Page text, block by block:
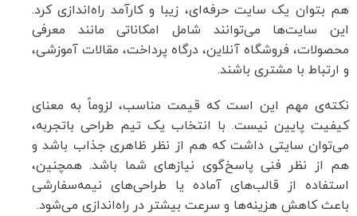
هم بتوان یک سایت حرفه‌ای، زیبا و کارآمد راه‌اندازی کرد.
این سایت‌ها می‌توانند شامل امکاناتی مانند معرفی
محصولات، فروشگاه آنلاین، درگاه پرداخت، مقالات آموزشی،
و ارتباط با مشتری باشند.
نکته‌ی مهم این است که قیمت مناسب، لزوماً به معنای
کیفیت پایین نیست. با انتخاب یک تیم طراحی باتجربه،
می‌توان سایتی داشت که هم از نظر ظاهری جذاب باشد و
هم از نظر فنی پاسخ‌گوی نیازهای شما باشد. همچنین،
استفاده از قالب‌های آماده یا طراحی‌های نیمه‌سفارشی
باعث کاهش هزینه‌ها و سرعت بیشتر در راه‌اندازی می‌شود.